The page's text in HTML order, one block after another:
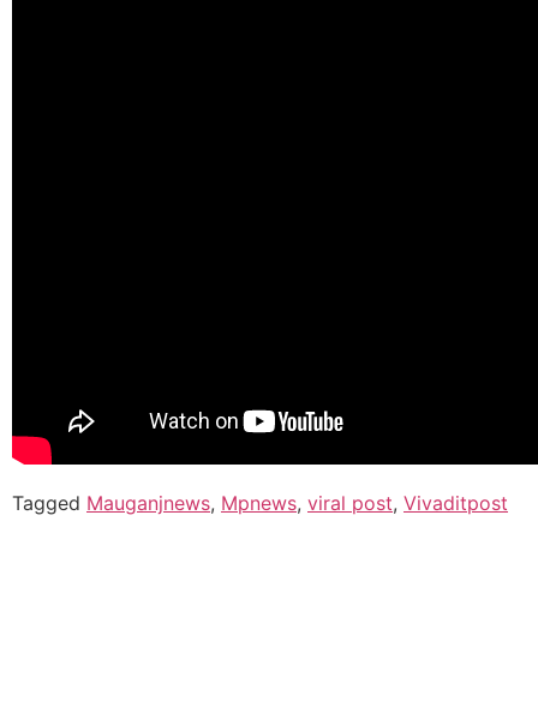
Tagged Mauganjnews, Mpnews, viral post, Vivaditpost